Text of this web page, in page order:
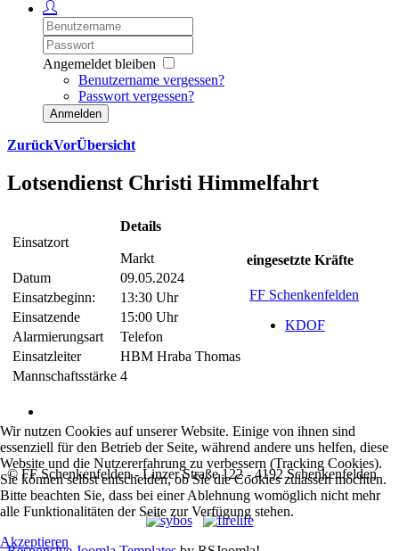
Angemeldet bleiben
Benutzername vergessen?
Passwort vergessen?
Anmelden
ZurückVorÜbersicht
Lotsendienst Christi Himmelfahrt
Einsatzort
Details
Markt
Datum
09.05.2024
Einsatzbeginn:
13:30 Uhr
Einsatzende
15:00 Uhr
Alarmierungsart
Telefon
Einsatzleiter
HBM Hraba Thomas
Mannschaftsstärke 4
eingesetzte Kräfte
FF Schenkenfelden
KDOF
© FF Schenkenfelden - Linzer Straße 122 - 4192 Schenkenfelden
Wir nutzen Cookies auf unserer Website. Einige von ihnen sind
essenziell für den Betrieb der Seite, während andere uns helfen, diese
Website und die Nutzererfahrung zu verbessern (Tracking Cookies).
Sie können selbst entscheiden, ob Sie die Cookies zulassen möchten.
Bitte beachten Sie, dass bei einer Ablehnung womöglich nicht mehr
alle Funktionalitäten der Seite zur Verfügung stehen.
Akzeptieren